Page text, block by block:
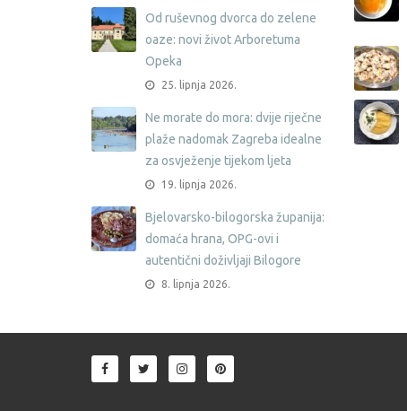
Od ruševnog dvorca do zelene
oaze: novi život Arboretuma
Opeka
25. lipnja 2026.
Ne morate do mora: dvije riječne
plaže nadomak Zagreba idealne
za osvježenje tijekom ljeta
19. lipnja 2026.
Bjelovarsko-bilogorska županija:
domaća hrana, OPG-ovi i
autentični doživljaji Bilogore
8. lipnja 2026.